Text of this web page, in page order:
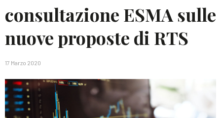
consultazione ESMA sulle
nuove proposte di RTS
17 Marzo 2020